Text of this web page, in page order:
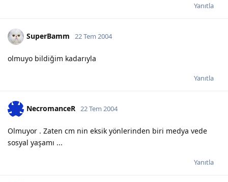
Yanıtla
SuperBamm 22 Tem 2004
olmuyo bildiğim kadarıyla
Yanıtla
NecromanceR 22 Tem 2004
Olmuyor . Zaten cm nin eksik yönlerinden biri medya vede
sosyal yaşamı ...
Yanıtla